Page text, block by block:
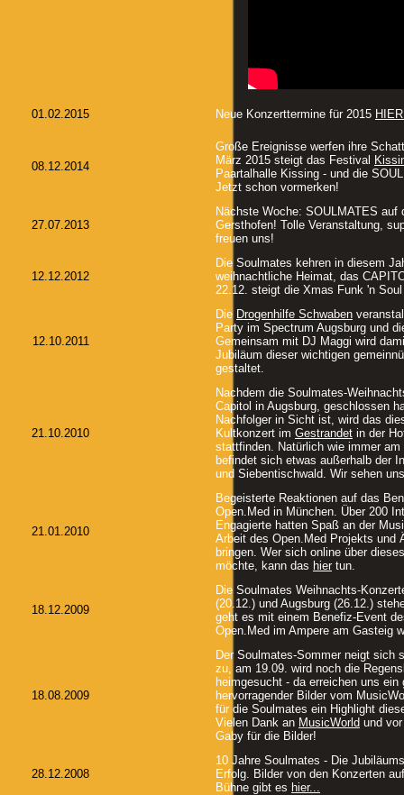
01.02.2015 Neue Konzerttermine für 2015
08.12.2014
Große Ereignisse werfen ihre
März 2015 steigt das Festival
Paartalhalle Kissing - und die
Jetzt schon vormerken!
27.07.2013
Nächste Woche: SOULMATES auf
Gersthofen! Tolle Veranstaltung,
freuen uns!
12.12.2012
Die Soulmates kehren in diesem
weihnachtliche Heimat, das
22.12. steigt die Xmas Funk 'n
12.10.2011
Die Drogenhilfe Schwaben
Party im Spectrum Augsburg und
Gemeinsam mit DJ Maggi wird
Jubiläum dieser wichtigen
gestaltet.
21.10.2010
Nachdem die Soulmates-
Capitol in Augsburg, geschlossen
Nachfolger in Sicht ist, wird das
Kultkonzert im Gestrandet in der
stattfinden. Natürlich wie immer
befindet sich etwas außerhalb der
und Siebentischwald. Wir sehen
21.01.2010
Begeisterte Reaktionen auf das
Open.Med in München. Über 200
Engagierte hatten Spaß an der
Arbeit des Open.Med Projekts und
bringen. Wer sich online über
möchte, kann das hier tun.
18.12.2009
Die Soulmates Weihnachts-
(20.12.) und Augsburg (26.12.)
geht es mit einem Benefiz-Event
Open.Med im Ampere am Gasteig
18.08.2009
Der Soulmates-Sommer neigt sich
zu, am 19.09. wird noch die
heimgesucht - da erreichen uns ein
hervorragender Bilder vom
für die Soulmates ein Highlight
Vielen Dank an MusicWorld und
Gaby für die Bilder!
28.12.2008
10 Jahre Soulmates - Die
Erfolg. Bilder von den Konzerten
Bühne gibt es hier...